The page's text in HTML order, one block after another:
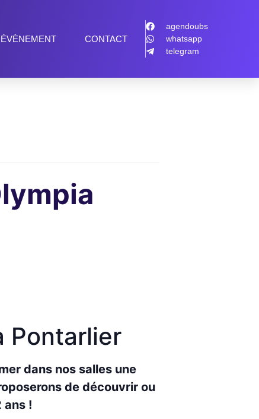
CONTACT
agendoubs
whatsapp
telegram
Pontarlier
dans nos salles une
de découvrir ou
ans !